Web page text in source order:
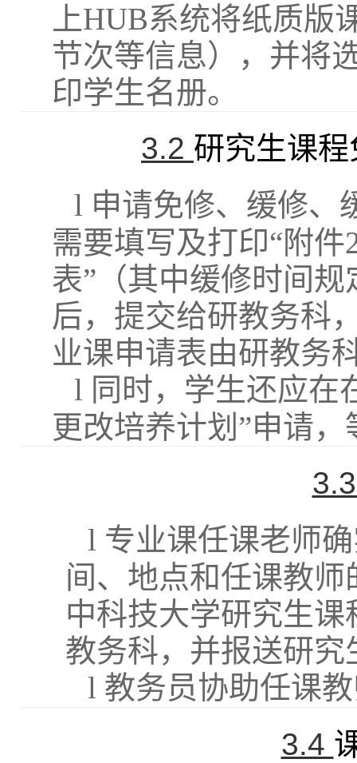
上HUB系统将纸质版
节次等信息），并将
印学生名册。
3.2 研究生课
l 申请免修、缓修、
需要填写及打印“附件
表”（其中缓修时间
后，提交给研教务科
业课申请表由研教务
l 同时，学生还应在
更改培养计划”申请
l 专业课任课老师
间、地点和任课教
中科技大学研究生课
教务科，并报送研
l 教务员协助任课
3.4